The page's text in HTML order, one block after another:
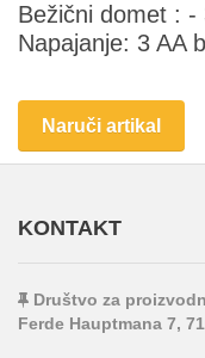
Bežični domet : -
Napajanje: 3 AA
Naruči artikal
KONTAKT
Društvo za
Ferde Hauptmana 7,